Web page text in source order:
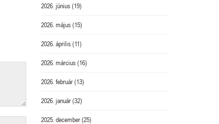
2026. június(19)
2026. május(15)
2026. április(11)
2026. március(16)
2026. február(13)
2026. január(32)
2025. december(25)